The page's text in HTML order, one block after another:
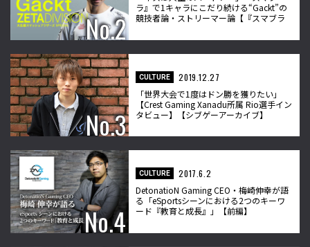
ラ』で1キャラにこだり続ける“Gackt”の
競技者論・ストリーマー論【『スマブラ
選手インタビュー】
CULTURE
2019.12.27
「世界大会で1度はドン勝を獲りたい」
【Crest Gaming Xanadu所属 Rio選手イン
タビュー】【シブゲーアーカイブ】
CULTURE
2017.6.2
DetonatioN Gaming CEO・梅崎伸幸が語
る「eSportsシーンにおける2つのキーワ
ード『教育と成長』」【前編】